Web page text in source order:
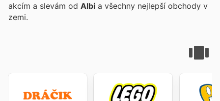
akcím a slevám od Albi a všechny nejlepší obchody v
zemi.